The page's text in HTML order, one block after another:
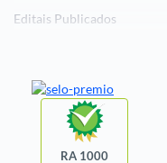
Editais Publicados
Questões de Concurso
RA 1000